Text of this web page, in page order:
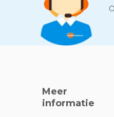
Meer
informatie